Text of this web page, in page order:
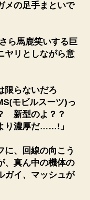
メの足手まといで
ら馬鹿笑いする巨
ヤリとしながら意
限らないだろ
モビルスーツ)っ
新型のよ？？
り濃厚だ……!」
、回線の向こう
、真ん中の機体の
ガイ、マッシュが